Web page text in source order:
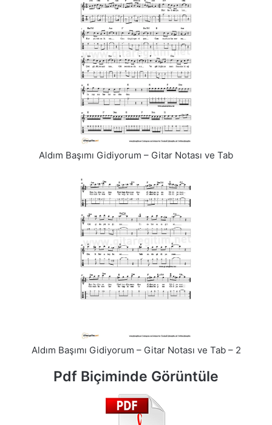
Aldım Başımı Gidiyorum – Gitar Notası ve Tab
Aldım Başımı Gidiyorum – Gitar Notası ve Tab – 2
Pdf Biçiminde Görüntüle